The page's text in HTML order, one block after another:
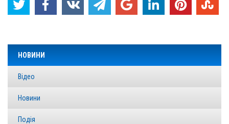
НОВИНИ
Відео
Новини
Подія